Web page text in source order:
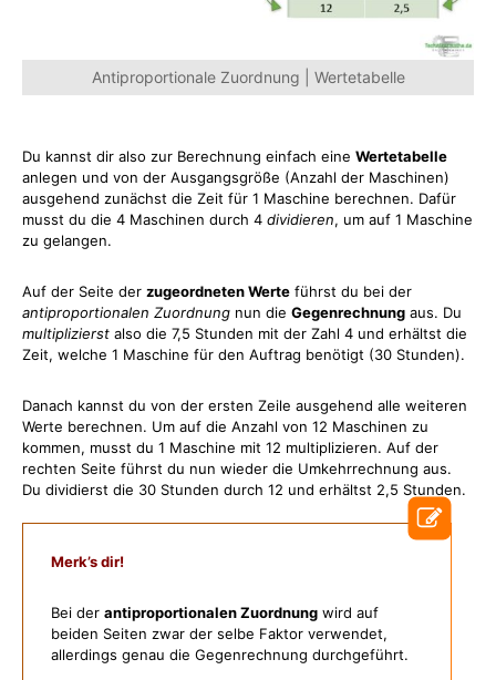
Antiproportionale Zuordnung | Wertetabelle
Du kannst dir also zur Berechnung einfach eine Wertetabelle
anlegen und von der Ausgangsgröße (Anzahl der Maschinen)
ausgehend zunächst die Zeit für 1 Maschine berechnen. Dafür
musst du die 4 Maschinen durch 4 dividieren, um auf 1 Maschine
zu gelangen.
Auf der Seite der zugeordneten Werte führst du bei der
antiproportionalen Zuordnung nun die Gegenrechnung aus. Du
multiplizierst also die 7,5 Stunden mit der Zahl 4 und erhältst die
Zeit, welche 1 Maschine für den Auftrag benötigt (30 Stunden).
Danach kannst du von der ersten Zeile ausgehend alle weiteren
Werte berechnen. Um auf die Anzahl von 12 Maschinen zu
kommen, musst du 1 Maschine mit 12 multiplizieren. Auf der
rechten Seite führst du nun wieder die Umkehrrechnung aus.
Du dividierst die 30 Stunden durch 12 und erhältst 2,5 Stunden.
Merk’s dir!
Bei der antiproportionalen Zuordnung wird auf
beiden Seiten zwar der selbe Faktor verwendet,
allerdings genau die Gegenrechnung durchgeführt.